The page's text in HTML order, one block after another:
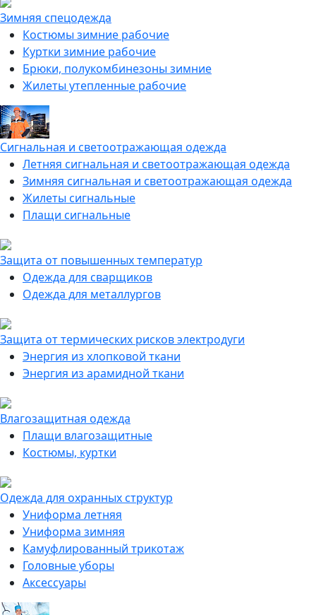
Зимняя спецодежда
Костюмы зимние рабочие
Куртки зимние рабочие
Брюки, полукомбинезоны зимние
Жилеты утепленные рабочие
Сигнальная и светоотражающая одежда
Летняя сигнальная и светоотражающая одежда
Зимняя сигнальная и светоотражающая одежда
Жилеты сигнальные
Плащи сигнальные
Защита от повышенных температур
Одежда для сварщиков
Одежда для металлургов
Защита от термических рисков электродуги
Энергия из хлопковой ткани
Энергия из арамидной ткани
Влагозащитная одежда
Плащи влагозащитные
Костюмы, куртки
Одежда для охранных структур
Униформа летняя
Униформа зимняя
Камуфлированный трикотаж
Головные уборы
Аксессуары